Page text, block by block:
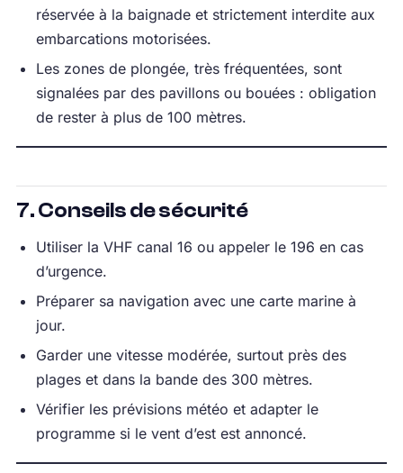
réservée à la baignade et strictement interdite aux
embarcations motorisées.
Les zones de plongée, très fréquentées, sont
signalées par des pavillons ou bouées : obligation
de rester à plus de 100 mètres.
7. Conseils de sécurité
Utiliser la VHF canal 16 ou appeler le 196 en cas
d’urgence.
Préparer sa navigation avec une carte marine à
jour.
Garder une vitesse modérée, surtout près des
plages et dans la bande des 300 mètres.
Vérifier les prévisions météo et adapter le
programme si le vent d’est est annoncé.